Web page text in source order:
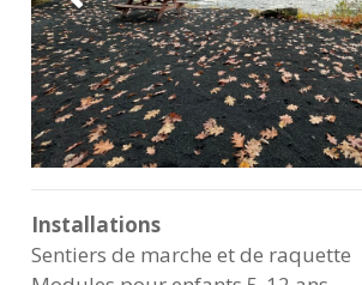
Installations
Sentiers de marche et de raquette